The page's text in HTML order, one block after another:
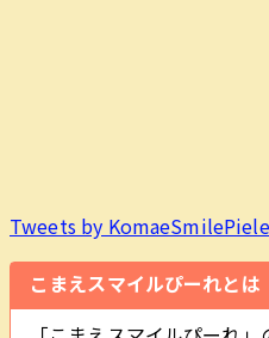
Tweets by KomaeSmilePiele
こまえスマイルぴーれとは